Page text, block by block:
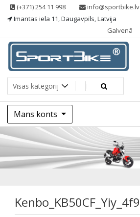
Skip (+371) 254 11 998
info@sportbike.lv
Imantas iela 11, Daugavpils, Latvija
Galvenā
Sportbike
Sporting goods
Mans konts